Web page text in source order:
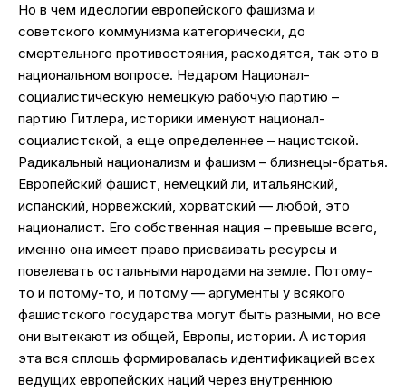
Но в чем идеологии европейского фашизма и
советского коммунизма категорически, до
смертельного противостояния, расходятся, так это в
национальном вопросе. Недаром Национал-
социалистическую немецкую рабочую партию –
партию Гитлера, историки именуют национал-
социалистской, а еще определеннее – нацистской.
Радикальный национализм и фашизм – близнецы-братья.
Европейский фашист, немецкий ли, итальянский,
испанский, норвежский, хорватский — любой, это
националист. Его собственная нация – превыше всего,
именно она имеет право присваивать ресурсы и
повелевать остальными народами на земле. Потому-
то и потому-то, и потому — аргументы у всякого
фашистского государства могут быть разными, но все
они вытекают из общей, Европы, истории. А история
эта вся сплошь формировалась идентификацией всех
ведущих европейских наций через внутреннюю